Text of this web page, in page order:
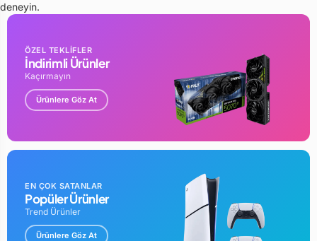
deneyin.
ÖZEL TEKLİFLER
İndirimli Ürünler
Kaçırmayın
Ürünlere Göz At
EN ÇOK SATANLAR
Popüler Ürünler
Trend Ürünler
Ürünlere Göz At